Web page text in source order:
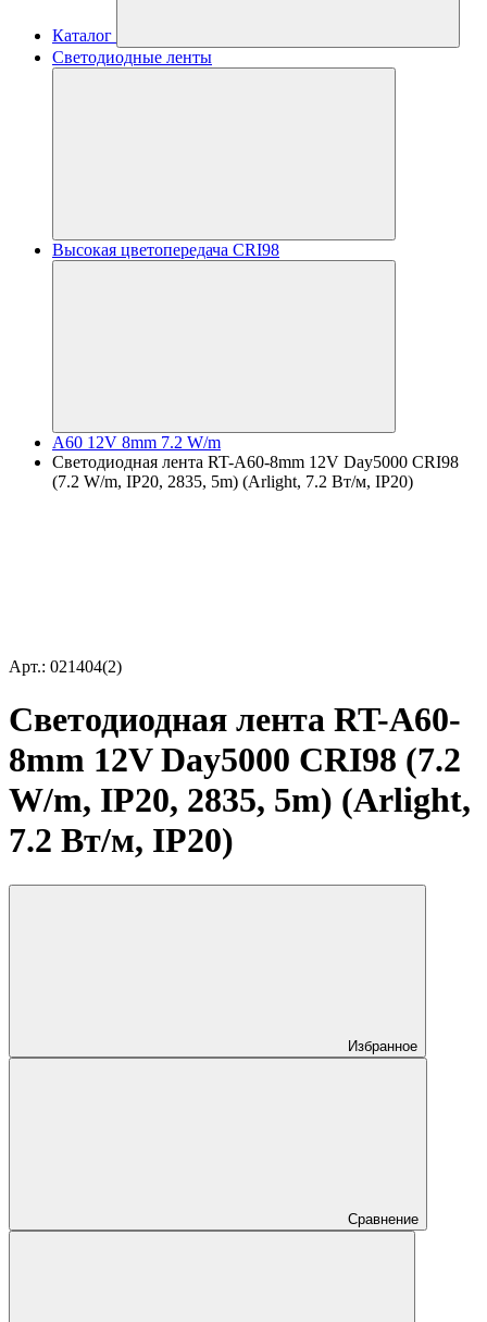
Каталог
Светодиодные ленты
Высокая цветопередача CRI98
A60 12V 8mm 7.2 W/m
Светодиодная лента RT-A60-8mm 12V Day5000 CRI98
(7.2 W/m, IP20, 2835, 5m) (Arlight, 7.2 Вт/м, IP20)
Арт.: 021404(2)
Светодиодная лента RT-A60-
8mm 12V Day5000 CRI98 (7.2
W/m, IP20, 2835, 5m) (Arlight,
7.2 Вт/м, IP20)
Избранное
Сравнение